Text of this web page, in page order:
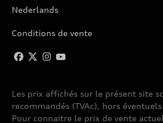
Nederlands
Conditions de vente
Les prix affichés sur le présent site
recommandés (TVAc), hors
Pour connaitre le prix de vente